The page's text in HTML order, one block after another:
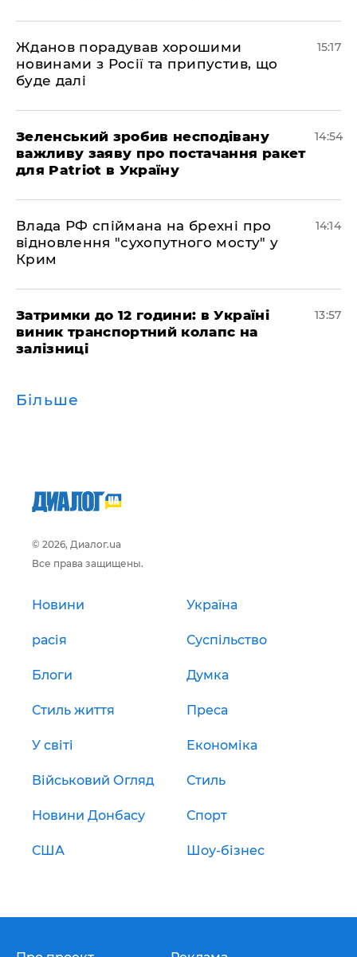
Жданов порадував хорошими
новинами з Росії та припустив, що
буде далі
15:17
Зеленський зробив несподівану
важливу заяву про постачання ракет
для Patriot в Україну
14:54
Влада РФ спіймана на брехні про
відновлення "сухопутного мосту" у
Крим
14:14
Затримки до 12 години: в Україні
виник транспортний колапс на
залізниці
13:57
Більше
© 2026, Диалог.ua
Все права защищены.
Новини Україна
расія Суспільство
Блоги Думка
Стиль життя Преса
У світі Економіка
Військовий Огляд Стиль
Новини Донбасу Спорт
США Шоу-бізнес